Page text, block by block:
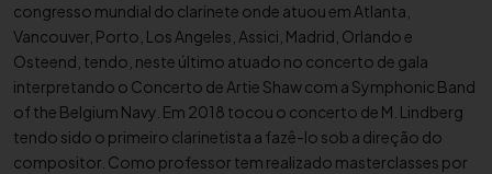
e
t
e
.
p
t
congresso mundial do clarinete onde atuou em Atlanta,
Vancouver, Porto, Los Angeles, Assici, Madrid, Orlando e
Osteend, tendo, neste último atuado no concerto de gala
interpretando o Concerto de Artie Shaw com a Symphonic Band
of the Belgium Navy. Em 2018 tocou o concerto de M. Lindberg
tendo sido o primeiro clarinetista a fazê-lo sob a direção do
compositor. Como professor tem realizado masterclasses por